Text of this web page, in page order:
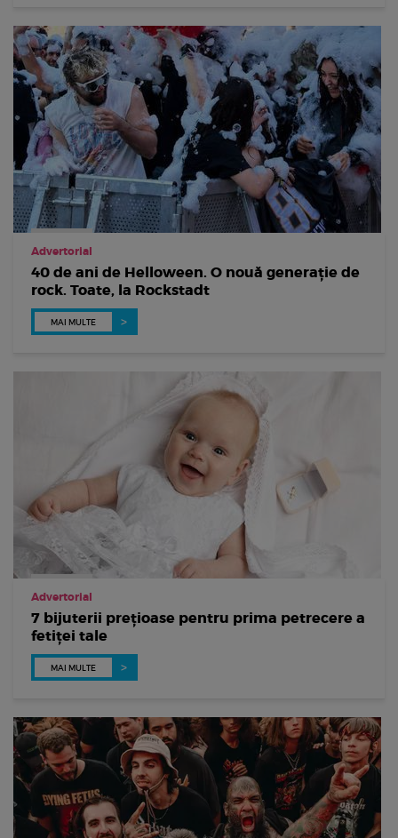
Advertorial
40 de ani de Helloween. O nouă generație de
rock. Toate, la Rockstadt
MAI MULTE
Advertorial
7 bijuterii prețioase pentru prima petrecere a
fetiței tale
MAI MULTE